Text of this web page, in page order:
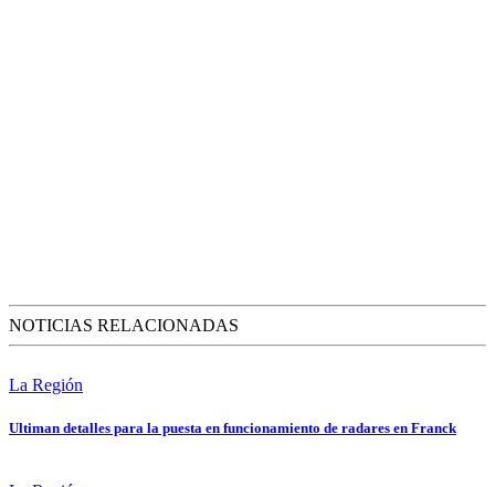
NOTICIAS RELACIONADAS
La Región
Ultiman detalles para la puesta en funcionamiento de radares en Franck